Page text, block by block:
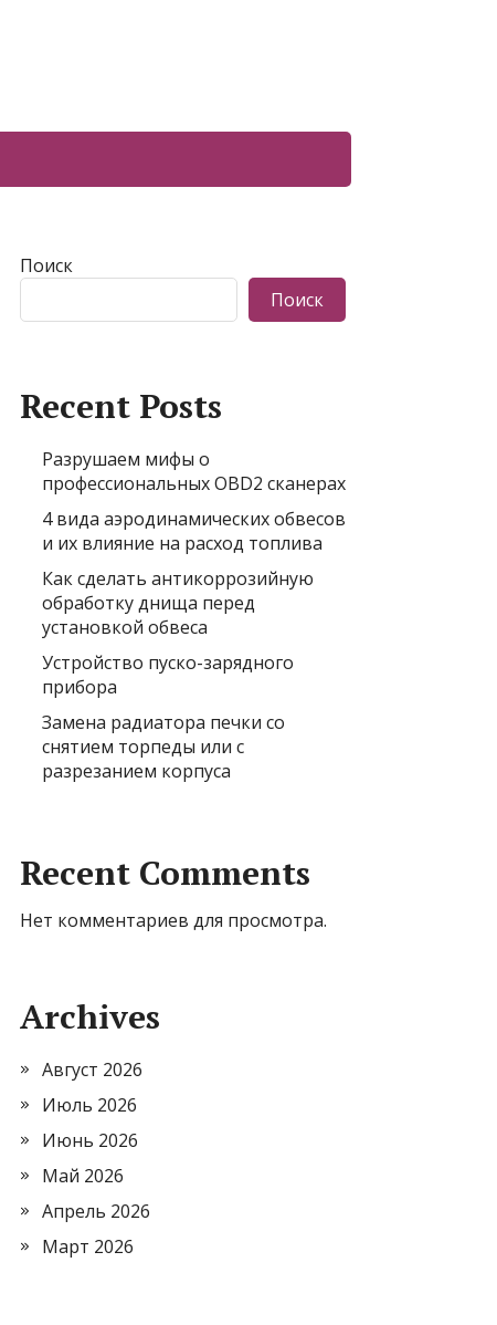
Поиск
Поиск
Recent Posts
Разрушаем мифы о
профессиональных OBD2 сканерах
4 вида аэродинамических обвесов
и их влияние на расход топлива
Как сделать антикоррозийную
обработку днища перед
установкой обвеса
Устройство пуско-зарядного
прибора
Замена радиатора печки со
снятием торпеды или с
разрезанием корпуса
Recent Comments
Нет комментариев для просмотра.
Archives
Август 2026
Июль 2026
Июнь 2026
Май 2026
Апрель 2026
Март 2026